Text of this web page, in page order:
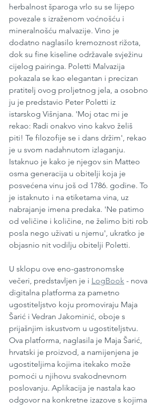
herbalnost šparoga vrlo su se lijepo
povezale s izraženom voćnošću i
mineralnošću malvazije. Vino je
dodatno naglasilo kremoznost rižota,
dok su fine kiseline održavale svježinu
cijelog pairinga. Poletti Malvazija
pokazala se kao elegantan i precizan
pratitelj ovog proljetnog jela, a osobno
ju je predstavio Peter Poletti iz
istarskog Višnjana. 'Moj otac mi je
rekao: Radi onakvo vino kakvo želiš
piti! Te filozofije se i dans držim', rekao
je u svom nadahnutom izlaganju.
Istaknuo je kako je njegov sin Matteo
osma generacija u obitelji koja je
posvećena vinu još od 1786. godine. To
je istaknuto i na etiketama vina, uz
nabrajanje imena predaka. 'Ne patimo
od veličine i količine, ne želimo biti rob
posla nego uživati u njemu', ukratko je
objasnio nit vodilju obitelji Poletti.
U sklopu ove eno-gastronomske
večeri, predstavljen je i LogBook - nova
digitalna platforma za pametno
ugostiteljstvo koju promoviraju Maja
Šarić i Vedran Jakominić, oboje s
prijašnjim iskustvom u ugostiteljstvu.
Ova platforma, naglasila je Maja Šarić,
hrvatski je proizvod, a namijenjena je
ugostiteljima kojima itekako može
pomoći u njihovu svakodnevnom
poslovanju. Aplikacija je nastala kao
odgovor na konkretne izazove s kojima